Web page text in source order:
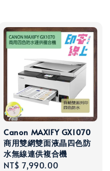
Canon MAXIFY GX1070
商用雙網雙面液晶四色防
水無線連供複合機
Regular
NT$ 7,990.00